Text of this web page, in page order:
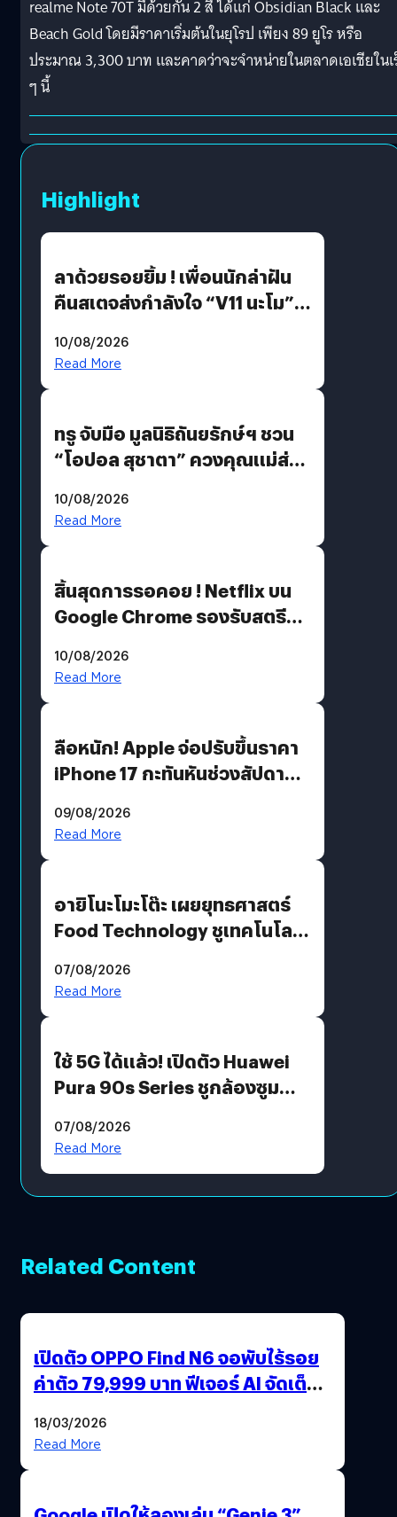
realme Note 70T มีด้วยกัน 2 สี ได้แก่ Obsidian Black และ
Beach Gold โดยมีราคาเริ่มต้นในยุโรป เพียง 89 ยูโร หรือ
ประมาณ 3,300 บาท และคาดว่าจะจำหน่ายในตลาดเอเชียในเ
ๆ นี้
Highlight
ลาด้วยรอยยิ้ม ! เพื่อนนักล่าฝัน
คืนสเตจส่งกำลังใจ “V11 นะโม”
รักแน่นฮอลล์
10/08/2026
Read More
ทรู จับมือ มูลนิธิถันยรักษ์ฯ ชวน
“โอปอล สุชาตา” ควงคุณแม่ส่ง
เติมเต็มความหมายวันแม่ปีนี้
10/08/2026
Read More
สิ้นสุดการรอคอย ! Netflix บน
Google Chrome รองรับสตรีม
เงื่อนไขที่กำหนด
10/08/2026
Read More
ลือหนัก! Apple จ่อปรับขึ้นราคา
iPhone 17 กะทันหันช่วงสัปดาห์ที่
09/08/2026
Read More
อายิโนะโมะโต๊ะ เผยยุทธศาสตร์
Food Technology ชูเทคโนโลยี
บริโภคและ B2B
07/08/2026
Read More
ใช้ 5G ได้แล้ว! เปิดตัว Huawei
Pura 90s Series ชูกล้องซูม
07/08/2026
Read More
Related Content
เปิดตัว OPPO Find N6 จอพับไร้รอย
ค่าตัว 79,999 บาท ฟีเจอร์ AI จัดเต็ม
18/03/2026
Read More